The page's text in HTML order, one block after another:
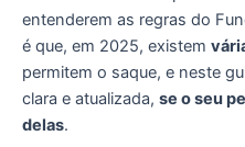
entenderem as regras do
é que, em 2025, existem
permitem o saque, e neste
clara e atualizada, se o seu
delas.